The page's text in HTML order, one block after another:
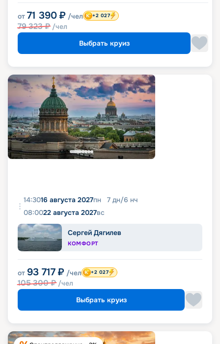
от 71 390 ₽ /чел
79 323₽ /чел
+2 027
Выбрать круиз
14:3016 августа 2027пн 7 дн/6 нч
08:0022 августа 2027вс
Сергей Дягилев
КОМФОРТ
от 93 717 ₽ /чел
105 300₽ /чел
+2 027
Выбрать круиз